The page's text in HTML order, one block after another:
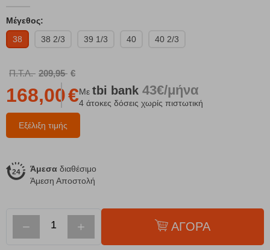
Μέγεθος:
38
38 2/3 39 1/3 40 40 2/3
Π.Τ.Λ. 209,95 €
Εξέλιξη τιμής
168,00€Με tbi bank 43€/μήνα
4 άτοκες δόσεις χωρίς πιστωτική
Άμεσα διαθέσιμο
Άμεση Αποστολή
− + ΑΓΟΡΑ